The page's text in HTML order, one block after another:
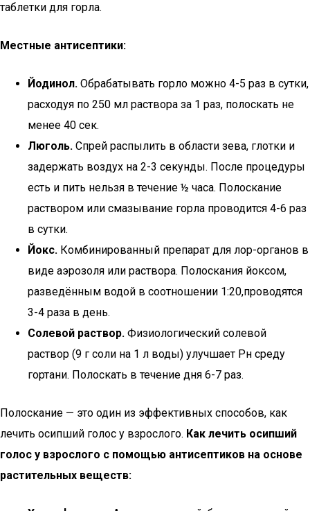
таблетки для горла.
Местные антисептики:
Йодинол. Обрабатывать горло можно 4-5 раз в сутки,
расходуя по 250 мл раствора за 1 раз, полоскать не
менее 40 сек.
Люголь. Спрей распылить в области зева, глотки и
задержать воздух на 2-3 секунды. После процедуры
есть и пить нельзя в течение ½ часа. Полоскание
раствором или смазывание горла проводится 4-6 раз
в сутки.
Йокс. Комбинированный препарат для лор-органов в
виде аэрозоля или раствора. Полоскания йоксом,
разведённым водой в соотношении 1:20,проводятся
3-4 раза в день.
Солевой раствор. Физиологический солевой
раствор (9 г соли на 1 л воды) улучшает Рн среду
гортани. Полоскать в течение дня 6-7 раз.
Полоскание — это один из эффективных способов, как
лечить осипший голос у взрослого. Как лечить осипший
голос у взрослого с помощью антисептиков на основе
растительных веществ: